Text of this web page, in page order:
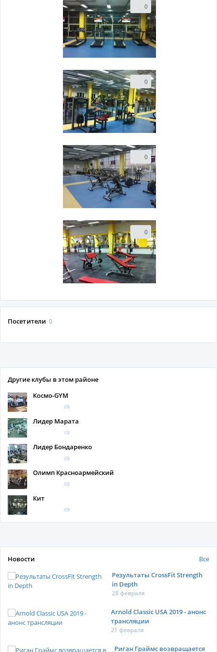
0
0
0
0
Посетители 0
Другие клубы в этом районе
Космо-GYM
(0)
Лидер Марата
(0)
Лидер Бондаренко
(0)
Олимп Красноармейский
(0)
Кит
(0)
Новости
Все
Результаты CrossFit Strength
in Depth
28 февраля
Arnold Classic USA 2019 - анонс
трансляции
21 февраля
Риган Граймс возвращается